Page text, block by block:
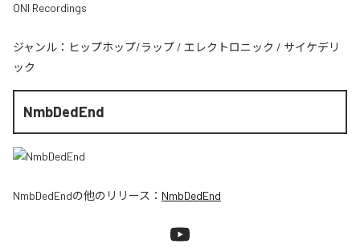
ONI Recordings
ジャンル： ヒップホップ/ラップ / エレクトロニック / サイケデリ
ック
NmbDedEnd
NmbDedEndの他のリリース： NmbDedEnd